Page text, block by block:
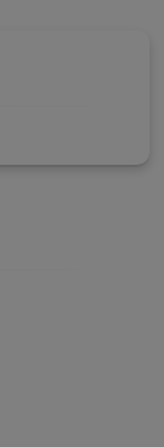
en cada
a las